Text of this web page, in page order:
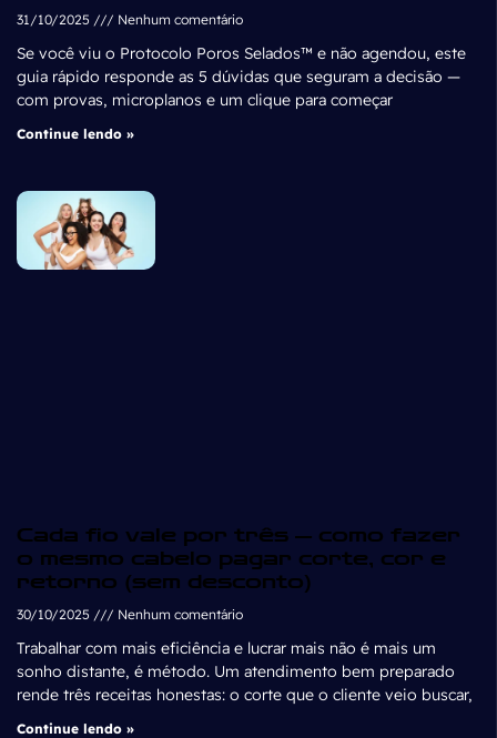
31/10/2025 Nenhum comentário
Se você viu o Protocolo Poros Selados™ e não agendou, este
guia rápido responde as 5 dúvidas que seguram a decisão —
com provas, microplanos e um clique para começar
Continue lendo »
Cada fio vale por três — como fazer
o mesmo cabelo pagar corte, cor e
retorno (sem desconto)
30/10/2025 Nenhum comentário
Trabalhar com mais eficiência e lucrar mais não é mais um
sonho distante, é método. Um atendimento bem preparado
rende três receitas honestas: o corte que o cliente veio buscar,
Continue lendo »